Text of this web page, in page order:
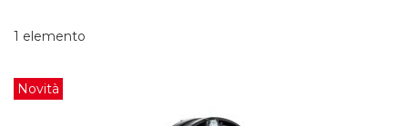
1 elemento
Novità